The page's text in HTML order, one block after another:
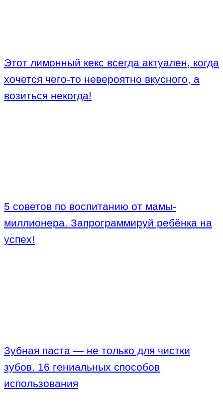
Этот лимонный кекс всегда актуален, когда
хочется чего-то невероятно вкусного, а
возиться некогда!
5 советов по воспитанию от мамы-
миллионера. Запрограммируй ребёнка на
успех!
Зубная паста — не только для чистки
зубов. 16 гениальных способов
использования